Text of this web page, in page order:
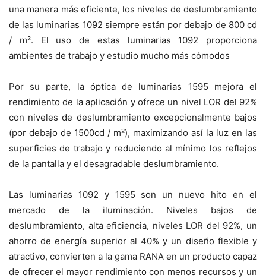
una manera más eficiente, los niveles de deslumbramiento
de las luminarias 1092 siempre están por debajo de 800 cd
/ m². El uso de estas luminarias 1092 proporciona
ambientes de trabajo y estudio mucho más cómodos
Por su parte, la óptica de luminarias 1595 mejora el
rendimiento de la aplicación y ofrece un nivel LOR del 92%
con niveles de deslumbramiento excepcionalmente bajos
(por debajo de 1500cd / m²), maximizando así la luz en las
superficies de trabajo y reduciendo al mínimo los reflejos
de la pantalla y el desagradable deslumbramiento.
Las luminarias 1092 y 1595 son un nuevo hito en el
mercado de la iluminación. Niveles bajos de
deslumbramiento, alta eficiencia, niveles LOR del 92%, un
ahorro de energía superior al 40% y un diseño flexible y
atractivo, convierten a la gama RANA en un producto capaz
de ofrecer el mayor rendimiento con menos recursos y un